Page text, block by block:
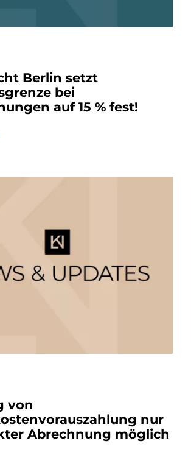
Berlin setzt
bei
auf 15 % fest!
von
nur
Abrechnung möglich